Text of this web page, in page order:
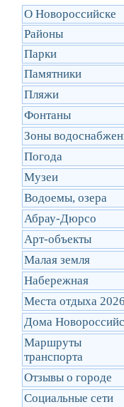
О Новороссийске
Районы
Парки
Памятники
Пляжи
Фонтаны
Зоны
Погода
Музеи
Водоемы, озера
Абрау-Дюрсо
Арт-объекты
Малая земля
Набережная
Места отдыха 2026
Дома
Маршруты
транcпорта
Отзывы о городе
Социальные сети